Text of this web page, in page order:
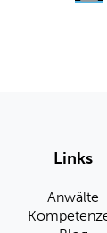
Links
Anwälte